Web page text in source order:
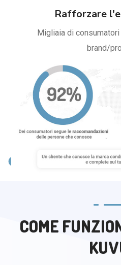
Rafforzare
Migliaia di
brand/
COME